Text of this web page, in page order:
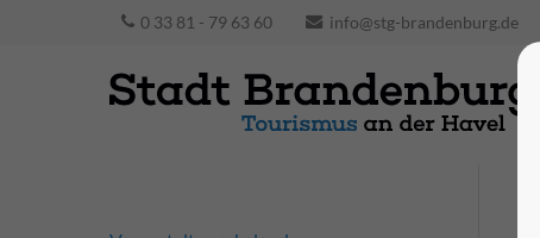
0 33 81 - 79 63 60 info@stg-brandenburg.de